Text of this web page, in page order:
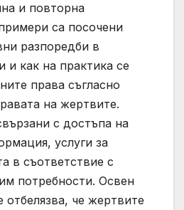
и повторна
са посочени
разпоредби в
и как на практика се
права съгласно
на жертвите.
с достъпа на
услуги за
в съответствие с
потребности. Освен
отбелязва, че жертвите